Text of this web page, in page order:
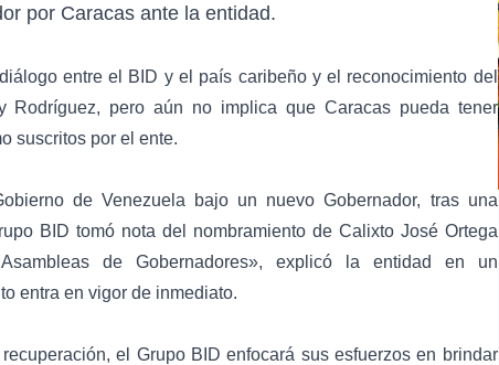
por Caracas ante la entidad.
entre el BID y el país caribeño y el reconocimiento del
Rodríguez, pero aún no implica que Caracas pueda tener
suscritos por el ente.
de Venezuela bajo un nuevo Gobernador, tras una
BID tomó nota del nombramiento de Calixto José Ortega
de Gobernadores», explicó la entidad en un
entra en vigor de inmediato.
el Grupo BID enfocará sus esfuerzos en brindar